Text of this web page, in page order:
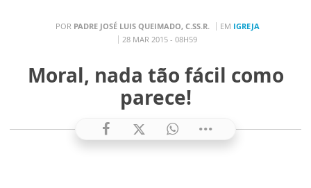
POR PADRE JOSÉ LUIS QUEIMADO, C.SS.R. EM IGREJA
28 MAR 2015 - 08H59
Moral, nada tão fácil como
parece!